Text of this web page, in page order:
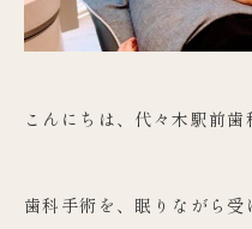
こんにちは、代々木駅前歯
歯科手術を、眠りながら